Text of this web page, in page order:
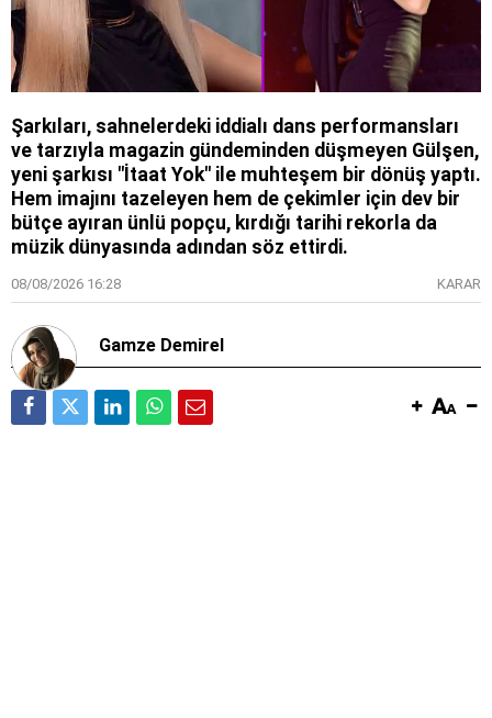
Şarkıları, sahnelerdeki iddialı dans performansları
ve tarzıyla magazin gündeminden düşmeyen Gülşen,
yeni şarkısı "İtaat Yok" ile muhteşem bir dönüş yaptı.
Hem imajını tazeleyen hem de çekimler için dev bir
bütçe ayıran ünlü popçu, kırdığı tarihi rekorla da
müzik dünyasında adından söz ettirdi.
08/08/2026 16:28 KARAR
Gamze Demirel